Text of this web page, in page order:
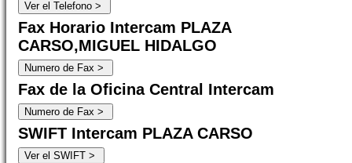
Fax Horario Intercam PLAZA
CARSO,MIGUEL HIDALGO
Fax de la Oficina Central Intercam
SWIFT Intercam PLAZA CARSO